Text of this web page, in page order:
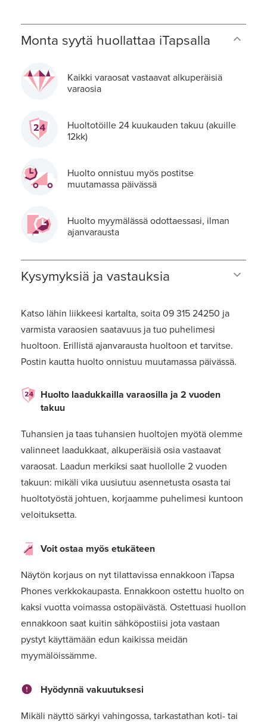
Monta syytä huollattaa iTapsalla
Kaikki varaosat vastaavat alkuperäisiä
varaosia
Huoltotöille 24 kuukauden takuu (akuille
12kk)
Huolto onnistuu myös postitse
muutamassa päivässä
Huolto myymälässä odottaessasi, ilman
ajanvarausta
Kysymyksiä ja vastauksia
Katso lähin liikkeesi kartalta, soita 09 315 24250 ja
varmista varaosien saatavuus ja tuo puhelimesi
huoltoon. Erillistä ajanvarausta huoltoon et tarvitse.
Postin kautta huolto onnistuu muutamassa päivässä.
Huolto laadukkailla varaosilla ja 2 vuoden
takuu
Tuhansien ja taas tuhansien huoltojen myötä olemme
valinneet laadukkaat, alkuperäisiä osia vastaavat
varaosat. Laadun merkiksi saat huollolle 2 vuoden
takuun: mikäli vika uusiutuu asennetusta osasta tai
huoltotyöstä johtuen, korjaamme puhelimesi kuntoon
veloituksetta.
Voit ostaa myös etukäteen
Näytön korjaus on nyt tilattavissa ennakkoon iTapsa
Phones verkkokaupasta. Ennakkoon ostettu huolto on
kaksi vuotta voimassa ostopäivästä. Ostettuasi huollon
ennakkoon saat kuitin sähköpostiisi jota vastaan
pystyt käyttämään edun kaikissa meidän
myymälöissämme.
Hyödynnä vakuutuksesi
Mikäli näyttö särkyi vahingossa, tarkastathan koti- tai